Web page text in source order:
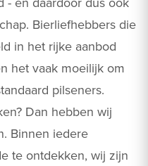
Bierliefhebbers die
in het rijke aanbod
het vaak moeilijk om
pilseners.
Dan hebben wij
Binnen iedere
te ontdekken, wij zijn